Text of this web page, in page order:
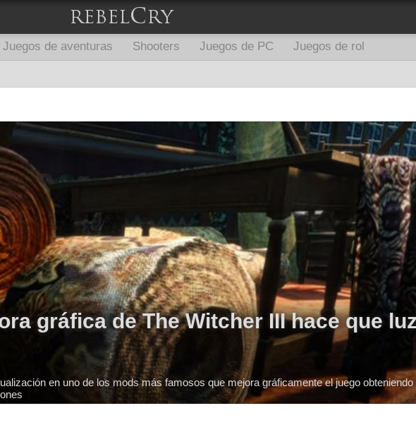
Juegos de aventuras Shooters Juegos de PC Juegos de rol
gráfica de The Witcher III hace que
en uno de los mods más famosos que mejora gráficamente el juego obteniendo